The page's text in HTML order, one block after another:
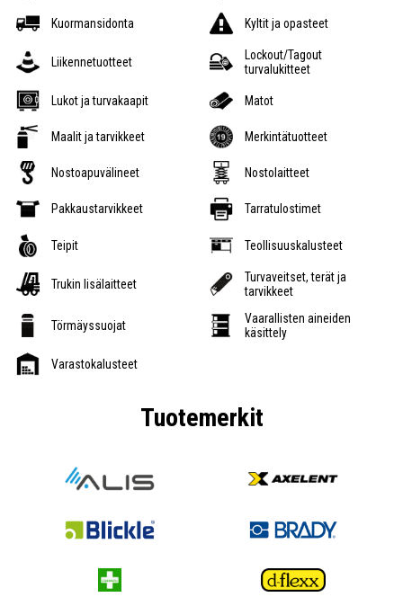
Kuormansidonta Kyltit ja opasteet
Liikennetuotteet
Lockout/Tagout
turvalukitteet
Lukot ja turvakaapit Matot
Maalit ja tarvikkeet Merkintätuotteet
Nostoapuvälineet Nostolaitteet
Pakkaustarvikkeet Tarratulostimet
Teipit Teollisuuskalusteet
Trukin lisälaitteet
Turvaveitset, terät ja
tarvikkeet
Törmäyssuojat
Vaarallisten aineiden
käsittely
Varastokalusteet
Tuotemerkit